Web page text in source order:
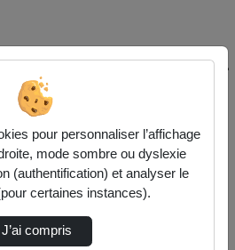
l'université Paris
sur Médiathèque de l'université
pour personnaliser l’affichage
mode sombre ou dyslexie
(authentification) et analyser le
certaines instances).
J’ai compris